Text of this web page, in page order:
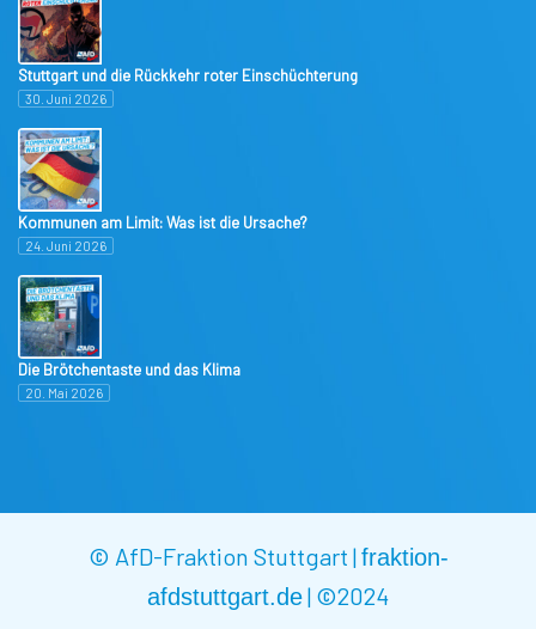
Stuttgart und die Rückkehr roter Einschüchterung
30. Juni 2026
Kommunen am Limit: Was ist die Ursache?
24. Juni 2026
Die Brötchentaste und das Klima
20. Mai 2026
© AfD-Fraktion Stuttgart |fraktion-
afdstuttgart.de| ©2024